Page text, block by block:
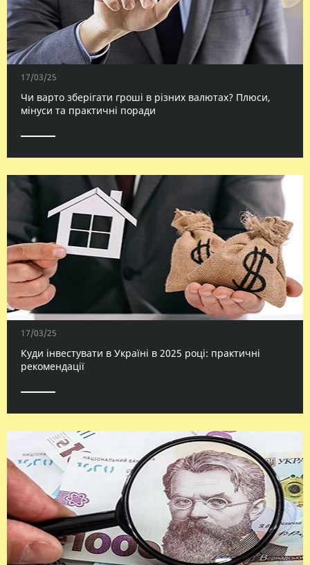
17/03/25
Чи варто зберігати гроші в різних валютах? Плюси,
мінуси та практичні поради
17/03/25
Куди інвестувати в Україні в 2025 році: практичні
рекомендації